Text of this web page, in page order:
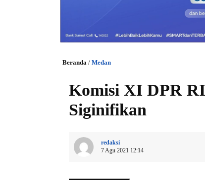
Beranda / Medan
Komisi XI DPR
Siginifikan
redaksi
7 Agu 2021 12:14